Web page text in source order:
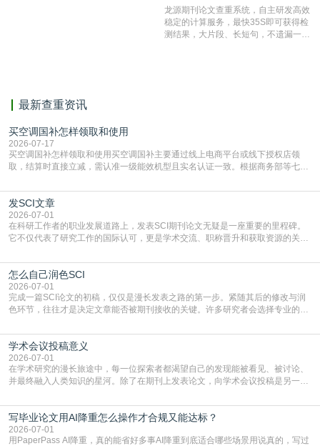
测时注意填写第一作者,才能排除已发
表文献复制比。（限制字符数1万）
龙源期刊论文查重系统，自主研发高效
稳定的计算服务，最快35S即可获得检
测结果，大片段、长短句，不遗漏一处
最新查重资讯
买空调国补怎样领取和使用
2026-07-17
买空调国补怎样领取和使用买空调国补主要通过线上电商平台或线下授权店领
取，结算时直接立减‌，需认准一级能效机型且实名认证一致。根据商务部等七部
能领到补贴首选‌京东APP‌搜索专属口令(如【家电补贴1637】、【国补立省
4949】等，口令会随活动更新，以页面显示为准)进入补贴专场。淘宝/天猫也可
复制粘贴【8$FKFGgJq
发SCI文章
2026-07-01
在科研工作者的职业发展道路上，发表SCI期刊论文无疑是一座重要的里程碑。
它不仅代表了研究工作的国际认可，更是学术交流、职称晋升和获取资源的关键
战与困惑。从选题立意到投稿回应，每一步都需要精心的策略与扎实的工作。本
篇AEIC学术交流中心小编就为大家介绍“发SCI文章”。一、精准定位是成功的第
一步发表SCI文章，首要解决的问题是“投
怎么自己润色SCI
2026-07-01
完成一篇SCI论文的初稿，仅仅是漫长发表之路的第一步。紧随其后的修改与润
色环节，往往才是决定文章能否被期刊接收的关键。许多研究者会选择专业的语
质量，更能在此过程中深化对学术写作的理解。如何系统、高效地打磨自己的论
文，使其在语言和学术表达上更符合国际期刊的要求，是每位研究者值得投入学
习的技能。本篇AEIC学术交流中心小编就为大家介
学术会议投稿意义
2026-07-01
在学术研究的漫长旅途中，每一位探索者都渴望自己的发现能被看见、被讨论、
并最终融入人类知识的星河。除了在期刊上发表论文，向学术会议投稿是另一个
广阔学术天地的大门，连接着个体研究与社会网络。本篇AEIC学术交流中心小编
就为大家介绍“学术会议投稿意义”。一、加速研究成果的传播与反馈学术会议通
常具有周期短、时效性强的特点。相比期刊漫长的
写毕业论文用AI降重怎么操作才合规又能达标？
2026-07-01
用PaperPass AI降重，真的能省好多事AI降重到底适合哪些场景用说真的，写过